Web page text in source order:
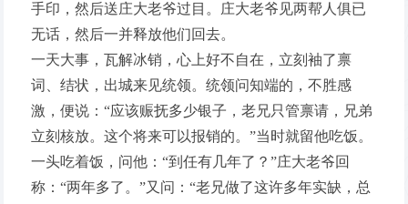
手印，然后送庄大老爷过目。庄大老爷见两帮人俱已
无话，然后一并释放他们回去。
一天大事，瓦解冰销，心上好不自在，立刻袖了禀
词、结状，出城来见统领。统领问知端的，不胜感
激，便说：“应该赈抚多少银子，老兄只管禀请，兄弟
立刻核放。这个将来可以报销的。”当时就留他吃饭。
一头吃着饭，问他：“到任有几年了？”庄大老爷回
称：“两年多了。”又问：“老兄做了这许多年实缺，总